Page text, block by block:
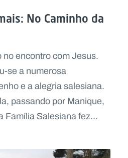
No Caminho da
encontro com Jesus.
se a numerosa
e a alegria salesiana.
passando por Manique,
Família Salesiana fez...